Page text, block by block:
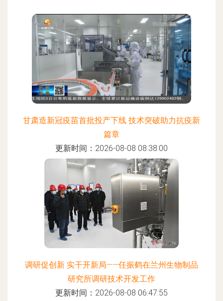
甘肃造新冠疫苗首批投产下线 技术突破助力抗疫新
篇章
更新时间：2026-08-08 08:38:00
调研促创新 实干开新局——任振鹤在兰州生物制品
研究所调研技术开发工作
更新时间：2026-08-08 06:47:55